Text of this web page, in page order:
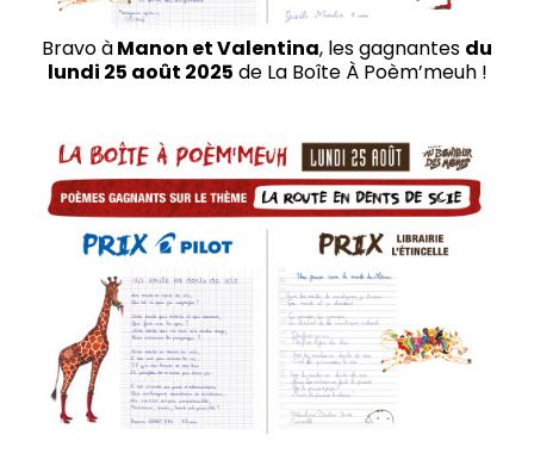
Bravo àManon et Valentina, les gagnantes du
lundi 25 août 2025 de La Boîte À Poèm’meuh !